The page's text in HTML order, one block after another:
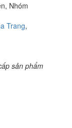
, Nhóm
Trang,
sản phẩm